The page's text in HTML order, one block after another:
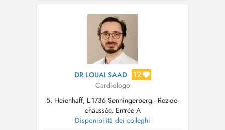
épisodes de malaise / Cholestérol élevé /
DR LOUAI SAAD 12
Cardiologo
5, Heienhaff, L-1736 Senningerberg - Rez-de-
chaussée, Entrée A
Disponibilità dei colleghi